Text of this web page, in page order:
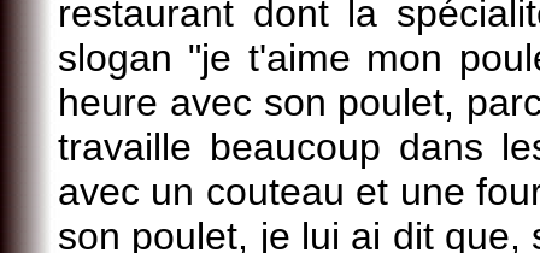
restaurant dont la
slogan "je t'aime mon
heure avec son poulet,
travaille beaucoup dans
avec un couteau et une
son poulet, je lui ai dit